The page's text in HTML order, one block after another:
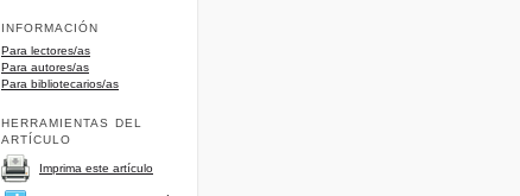
INFORMACIÓN
Para lectores/as
Para autores/as
Para bibliotecarios/as
HERRAMIENTAS DEL
ARTÍCULO
Imprima este artículo